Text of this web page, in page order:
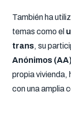
También ha
temas como el
trans, su
Anónimos
propia vivienda,
con una amplia